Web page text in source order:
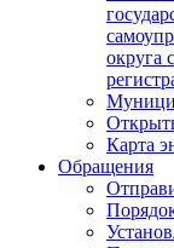
округа
Карта
Обращения